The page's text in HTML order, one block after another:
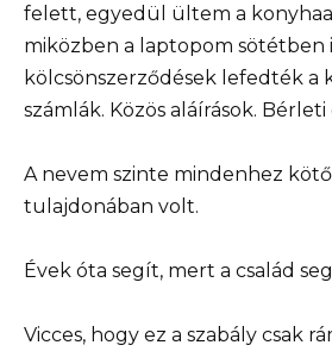
felett, egyedül ültem a
miközben a laptopom sötétben
kölcsönszerződések lefedték a
számlák. Közös aláírások. Bérleti
A nevem szinte mindenhez
tulajdonában volt.
Évek óta segít, mert a család
Vicces, hogy ez a szabály csak